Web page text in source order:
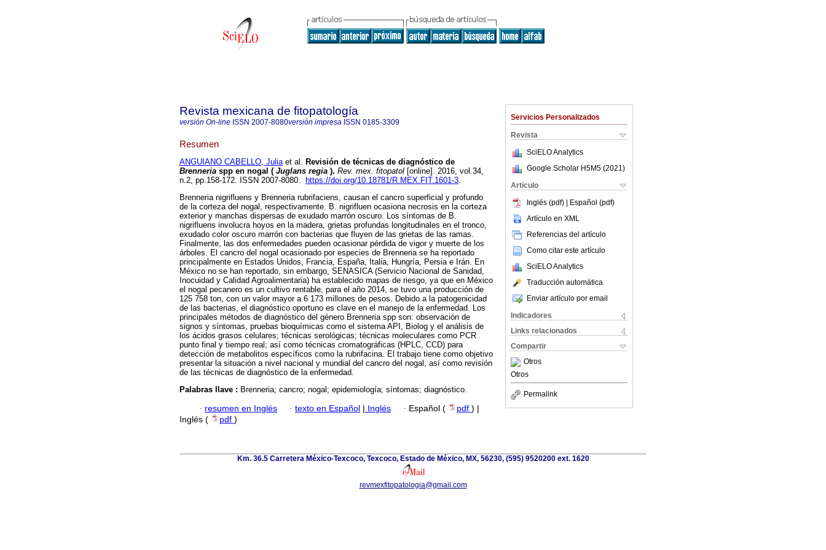
Servicios Personalizados
Revista
SciELO Analytics
Google Scholar H5M5 (2021 )
Articulo
Inglés (pdf) | Español (pdf)
Artículo en XML
Referencias del artículo
Como citar este artículo
SciELO Analytics
Traducción automática
Enviar artículo por email
Indicadores
Links relacionados
Compartir
Otros
Otros
Permalink
Revista mexicana de fitopatología
versión On-line ISSN 2007-8080versión impresa ISSN 0185-3309
Resumen
ANGUIANO CABELLO, Juliaet al. Revisión de técnicas de diagnóstico de
Brenneria spp en nogal ( Juglans regia ). Rev. mex. fitopatol [online]. 2016, vol.34,
n.2, pp.158-172. ISSN 2007-8080.
https://doi.org/10.18781/R.MEX.FIT.1601-3.
Brenneria nigrifluens y Brenneria rubrifaciens, causan el cancro superficial y profundo
de la corteza del nogal, respectivamente. B. nigrifluen ocasiona necrosis en la corteza
exterior y manchas dispersas de exudado marrón oscuro. Los síntomas de B.
nigrifluens involucra hoyos en la madera, grietas profundas longitudinales en el tronco,
exudado color oscuro marrón con bacterias que fluyen de las grietas de las ramas.
Finalmente, las dos enfermedades pueden ocasionar pérdida de vigor y muerte de los
árboles. El cancro del nogal ocasionado por especies de Brenneria se ha reportado
principalmente en Estados Unidos, Francia, España, Italia, Hungría, Persia e Irán. En
México no se han reportado, sin embargo, SENASICA (Servicio Nacional de Sanidad,
Inocuidad y Calidad Agroalimentaria) ha establecido mapas de riesgo, ya que en México
el nogal pecanero es un cultivo rentable, para el año 2014, se tuvo una producción de
125 758 ton, con un valor mayor a 6 173 millones de pesos. Debido a la patogenicidad
de las bacterias, el diagnóstico oportuno es clave en el manejo de la enfermedad. Los
principales métodos de diagnóstico del género Brenneria spp son: observación de
signos y síntomas, pruebas bioquímicas como el sistema API, Biolog y el análisis de
los ácidos grasos celulares; técnicas serológicas; técnicas moleculares como PCR
punto final y tiempo real; así como técnicas cromatográficas (HPLC, CCD) para
detección de metabolitos específicos como la rubrifacina. El trabajo tiene como objetivo
presentar la situación a nivel nacional y mundial del cancro del nogal, así como revisión
de las técnicas de diagnóstico de la enfermedad.
Palabras llave : Brenneria; cancro; nogal; epidemiología; síntomas; diagnóstico.
· resumen en Inglés · texto en Español | Inglés · Español ( pdf ) |
Inglés (
pdf )
Km. 36.5 Carretera México-Texcoco, Texcoco, Estado de México, MX, 56230, (595) 9520200 ext. 1620
revmexfitopatologia@gmail.com